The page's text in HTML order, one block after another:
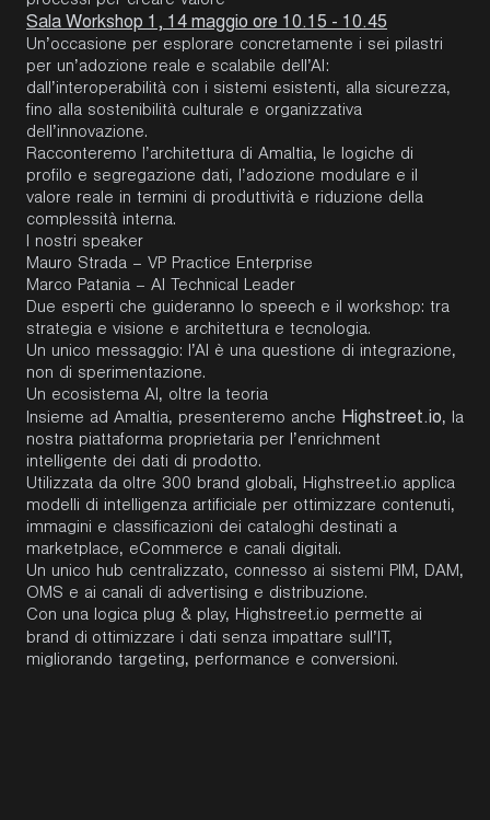
Sala Workshop 1, 14 maggio ore 10.15 - 10.45
Un’occasione per esplorare concretamente i sei pilastri
per un’adozione reale e scalabile dell’AI:
dall’interoperabilità con i sistemi esistenti, alla sicurezza,
fino alla sostenibilità culturale e organizzativa
dell’innovazione.
Racconteremo l’architettura di Amaltia, le logiche di
profilo e segregazione dati, l’adozione modulare e il
valore reale in termini di produttività e riduzione della
complessità interna.
I nostri speaker
Mauro Strada – VP Practice Enterprise
Marco Patania – AI Technical Leader
Due esperti che guideranno lo speech e il workshop: tra
strategia e visione e architettura e tecnologia.
Un unico messaggio: l’AI è una questione di integrazione,
non di sperimentazione.
Un ecosistema AI, oltre la teoria
Insieme ad Amaltia, presenteremo anche Highstreet.io, la
nostra piattaforma proprietaria per l’enrichment
intelligente dei dati di prodotto.
Utilizzata da oltre 300 brand globali, Highstreet.io applica
modelli di intelligenza artificiale per ottimizzare contenuti,
immagini e classificazioni dei cataloghi destinati a
marketplace, eCommerce e canali digitali.
Un unico hub centralizzato, connesso ai sistemi PIM, DAM,
OMS e ai canali di advertising e distribuzione.
Con una logica plug & play, Highstreet.io permette ai
brand di ottimizzare i dati senza impattare sull’IT,
migliorando targeting, performance e conversioni.